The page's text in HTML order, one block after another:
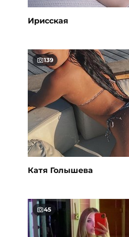
Ирисская
139
Катя Голышева
45